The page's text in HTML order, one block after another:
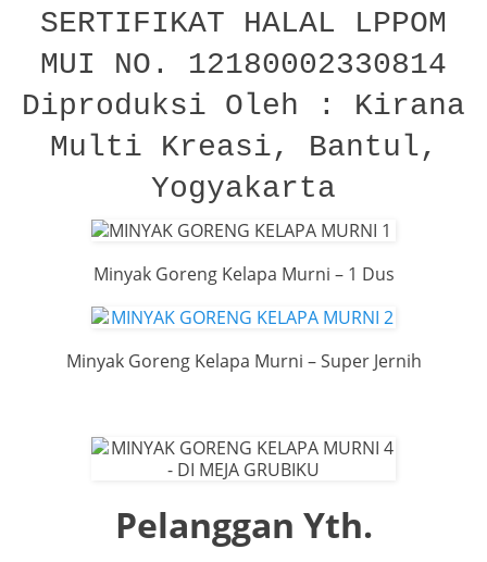
SERTIFIKAT HALAL LPPOM
MUI NO. 12180002330814
Diproduksi Oleh : Kirana
Multi Kreasi, Bantul,
Yogyakarta
Minyak Goreng Kelapa Murni – 1 Dus
Minyak Goreng Kelapa Murni – Super Jernih
Pelanggan Yth.